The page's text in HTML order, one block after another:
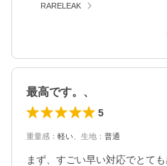
RARELEAK
最高です。、
5
重量感 ： 軽い 生地 ： 普通
まず、すごい早い対応でとても